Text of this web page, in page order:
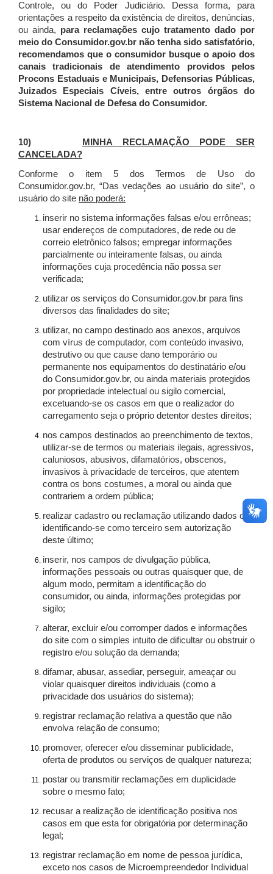
Controle, ou do Poder Judiciário. Dessa forma, para
orientações a respeito da existência de direitos, denúncias,
ou ainda, para reclamações cujo tratamento dado por
meio do Consumidor.gov.br não tenha sido satisfatório,
recomendamos que o consumidor busque o apoio dos
canais tradicionais de atendimento providos pelos
Procons Estaduais e Municipais, Defensorias Públicas,
Juizados Especiais Cíveis, entre outros órgãos do
Sistema Nacional de Defesa do Consumidor.
10)
MINHA RECLAMAÇÃO PODE SER
CANCELADA?
Conforme o item 5 dos Termos de Uso do
Consumidor.gov.br, “Das vedações ao usuário do site”, o
usuário do site não poderá:
inserir no sistema informações falsas e/ou errôneas;
usar endereços de computadores, de rede ou de
correio eletrônico falsos; empregar informações
parcialmente ou inteiramente falsas, ou ainda
informações cuja procedência não possa ser
verificada;
utilizar os serviços do Consumidor.gov.br para fins
diversos das finalidades do site;
utilizar, no campo destinado aos anexos, arquivos
com vírus de computador, com conteúdo invasivo,
destrutivo ou que cause dano temporário ou
permanente nos equipamentos do destinatário e/ou
do Consumidor.gov.br, ou ainda materiais protegidos
por propriedade intelectual ou sigilo comercial,
excetuando-se os casos em que o realizador do
carregamento seja o próprio detentor destes direitos;
nos campos destinados ao preenchimento de textos,
utilizar-se de termos ou materiais ilegais, agressivos,
caluniosos, abusivos, difamatórios, obscenos,
invasivos à privacidade de terceiros, que atentem
contra os bons costumes, a moral ou ainda que
contrariem a ordem pública;
realizar cadastro ou reclamação utilizando dados ou
identificando-se como terceiro sem autorização
deste último;
inserir, nos campos de divulgação pública,
informações pessoais ou outras quaisquer que, de
algum modo, permitam a identificação do
consumidor, ou ainda, informações protegidas por
sigilo;
alterar, excluir e/ou corromper dados e informações
do site com o simples intuito de dificultar ou obstruir o
registro e/ou solução da demanda;
difamar, abusar, assediar, perseguir, ameaçar ou
violar quaisquer direitos individuais (como a
privacidade dos usuários do sistema);
registrar reclamação relativa a questão que não
envolva relação de consumo;
promover, oferecer e/ou disseminar publicidade,
oferta de produtos ou serviços de qualquer natureza;
postar ou transmitir reclamações em duplicidade
sobre o mesmo fato;
recusar a realização de identificação positiva nos
casos em que esta for obrigatória por determinação
legal;
registrar reclamação em nome de pessoa jurídica,
exceto nos casos de Microempreendedor Individual